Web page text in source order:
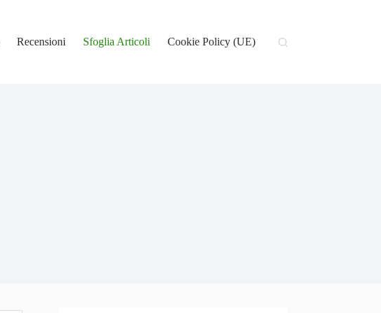
Recensioni Sfoglia Articoli Cookie Policy (UE)